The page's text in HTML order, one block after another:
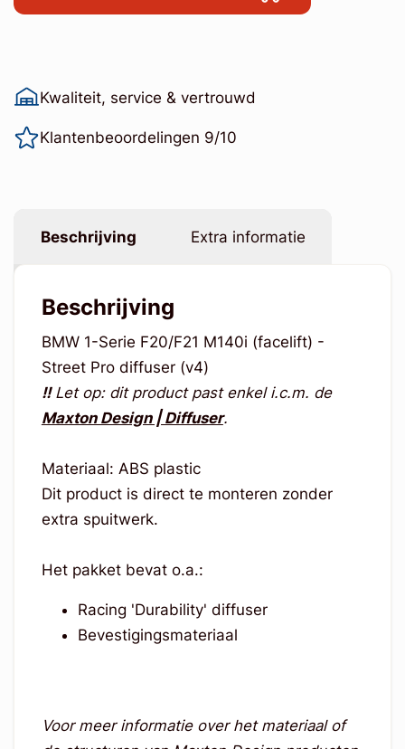
Kwaliteit, service & vertrouwd
Klantenbeoordelingen 9/10
Beschrijving Extra informatie
Beschrijving
BMW 1-Serie F20/F21 M140i (facelift) -
Street Pro diffuser (v4)
!!Let op: dit product past enkel i.c.m. de
Maxton Design | Diffuser.
Materiaal: ABS plastic
Dit product is direct te monteren zonder
extra spuitwerk.
Het pakket bevat o.a.:
Racing 'Durability' diffuser
Bevestigingsmateriaal
Voor meer informatie over het materiaal of